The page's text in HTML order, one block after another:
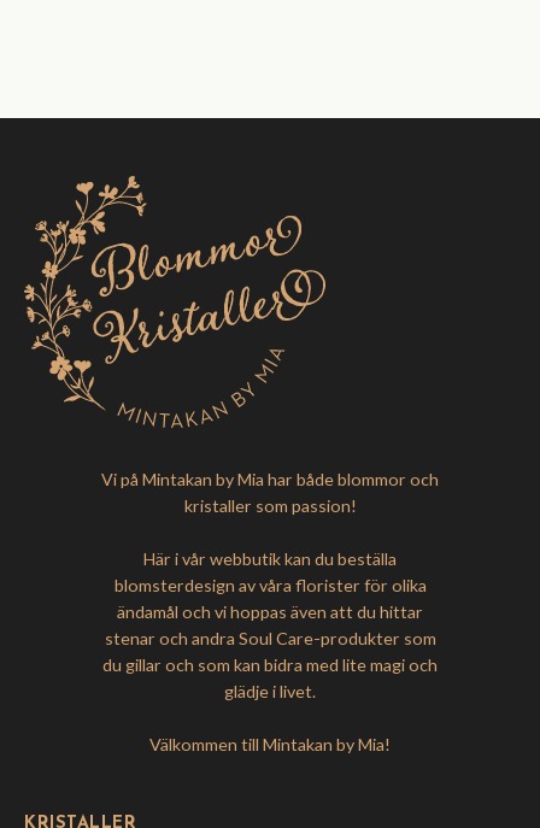
Vi på Mintakan by Mia har både blommor och
kristaller som passion!
Här i vår webbutik kan du beställa
blomsterdesign av våra florister för olika
ändamål och vi hoppas även att du hittar
stenar och andra Soul Care-produkter som
du gillar och som kan bidra med lite magi och
glädje i livet.
Välkommen till Mintakan by Mia!
KRISTALLER